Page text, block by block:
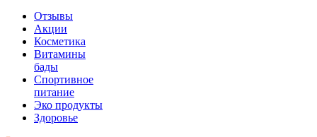
Отзывы
Акции
Косметика
Витамины
бады
Спортивное
питание
Эко продукты
Здоровье